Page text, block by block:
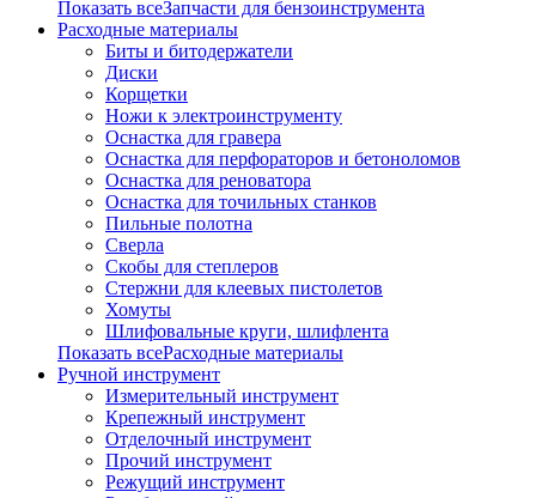
Показать всеЗапчасти для бензоинструмента
Расходные материалы
Биты и битодержатели
Диски
Корщетки
Ножи к электроинструменту
Оснастка для гравера
Оснастка для перфораторов и бетоноломов
Оснастка для реноватора
Оснастка для точильных станков
Пильные полотна
Сверла
Скобы для степлеров
Стержни для клеевых пистолетов
Хомуты
Шлифовальные круги, шлифлента
Показать всеРасходные материалы
Ручной инструмент
Измерительный инструмент
Крепежный инструмент
Отделочный инструмент
Прочий инструмент
Режущий инструмент